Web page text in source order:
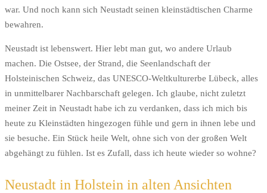
war. Und noch kann sich Neustadt seinen kleinstädtischen Charme
bewahren.
Neustadt ist lebenswert. Hier lebt man gut, wo andere Urlaub
machen. Die Ostsee, der Strand, die Seenlandschaft der
Holsteinischen Schweiz, das UNESCO-Weltkulturerbe Lübeck, alles
in unmittelbarer Nachbarschaft gelegen. Ich glaube, nicht zuletzt
meiner Zeit in Neustadt habe ich zu verdanken, dass ich mich bis
heute zu Kleinstädten hingezogen fühle und gern in ihnen lebe und
sie besuche. Ein Stück heile Welt, ohne sich von der großen Welt
abgehängt zu fühlen. Ist es Zufall, dass ich heute wieder so wohne?
Neustadt in Holstein in alten Ansichten